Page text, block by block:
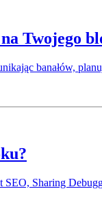
Twojego
banałów,
Sharing